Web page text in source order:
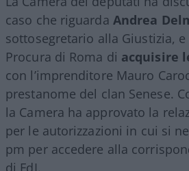
caso che riguarda Andrea
sottosegretario alla Giustizia,
Procura di Roma di acquisire
con l’imprenditore Mauro
prestanome del clan Senese.
la Camera ha approvato la
per le autorizzazioni in cui si
pm per accedere alla